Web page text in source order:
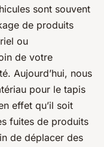
matériau
sont souvent
de produits
ou
de votre
Aujourd’hui, nous
pour le tapis
effet qu’il soit
fuites de produits
de déplacer des